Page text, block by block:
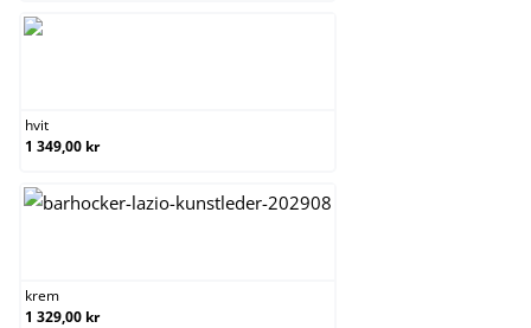
hvit
1 349,00 kr
krem
1 329,00 kr